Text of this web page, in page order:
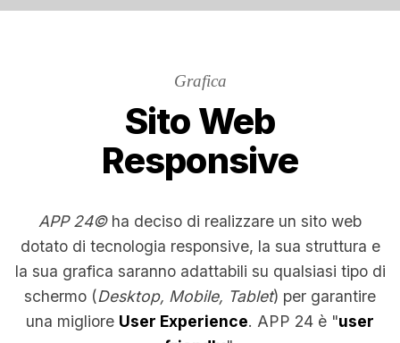
Grafica
Sito Web
Responsive
APP 24©ha deciso di realizzare un sito web
dotato di tecnologia responsive, la sua struttura e
la sua grafica saranno adattabili su qualsiasi tipo di
schermo (Desktop, Mobile, Tablet) per garantire
una migliore User Experience. APP 24 è "user